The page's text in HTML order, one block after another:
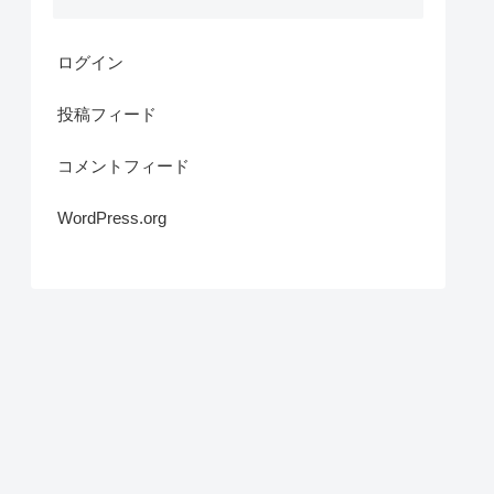
ログイン
投稿フィード
コメントフィード
WordPress.org